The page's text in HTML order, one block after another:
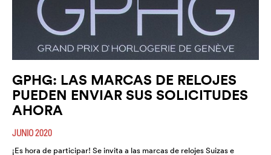
GPHG: LAS MARCAS DE RELOJES
PUEDEN ENVIAR SUS SOLICITUDES
AHORA
JUNIO 2020
¡Es hora de participar! Se invita a las marcas de relojes Suizas e